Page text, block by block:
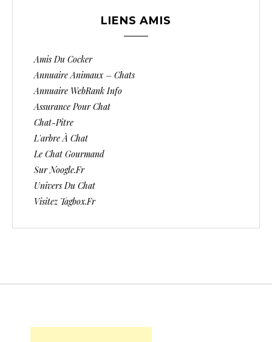
LIENS AMIS
Amis Du Cocker
Annuaire Animaux – Chats
Annuaire WebRank Info
Assurance Pour Chat
Chat-Pitre
L'arbre À Chat
Le Chat Gourmand
Sur Noogle.fr
Univers Du Chat
Visitez Tagbox.fr